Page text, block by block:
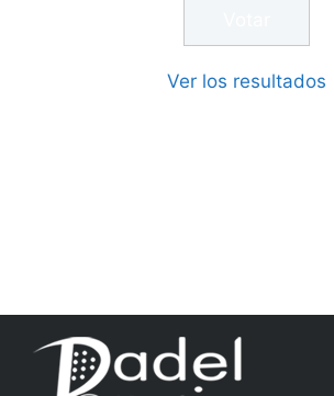
Ver los resultados